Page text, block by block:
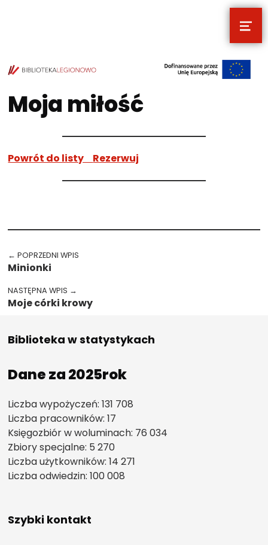
POCZYTALNIA – NOWE MIEJSCE NA
TWOJE NOWE MIEJSCE NA TWOJE KULTURALNE EKSPLORACJE
Moja miłość
Powrót do listy Rezerwuj
← POPRZEDNI WPIS
Minionki
NASTĘPNA WPIS →
Moje córki krowy
Biblioteka w statystykach
Dane za 2025rok
Liczba wypożyczeń: 131 708
Liczba pracowników: 17
Księgozbiór w woluminach: 76 034
Zbiory specjalne: 5 270
Liczba użytkowników: 14 271
Liczba odwiedzin: 100 008
Szybki kontakt